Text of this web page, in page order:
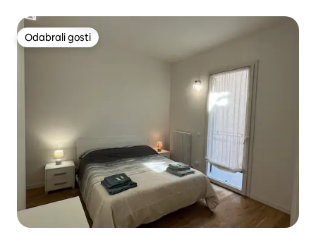
Odabrali gosti
Odabrali gosti